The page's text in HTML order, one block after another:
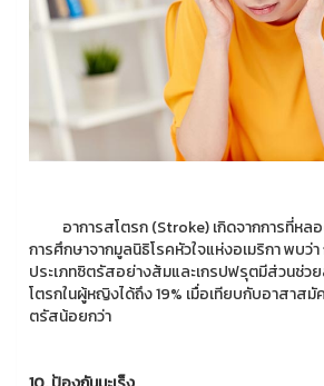
อาการสโตรก (Stroke) เกิดจากการที่หล
การศึกษาจากมูลนิธิโรคหัวใจแห่งอเมริกา พบว่
ประเภทซิตรัสอย่างส้มและเกรปฟรุตมีส่วนช่ว
โตรกในผู้หญิงได้ถึง 19% เมื่อเทียบกับอาสาส
ตรัสน้อยกว่า